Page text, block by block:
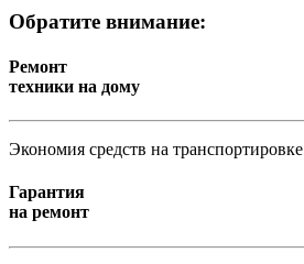
Обратите внимание:
Ремонт
техники на дому
Экономия средств на транспортировке
Гарантия
на ремонт